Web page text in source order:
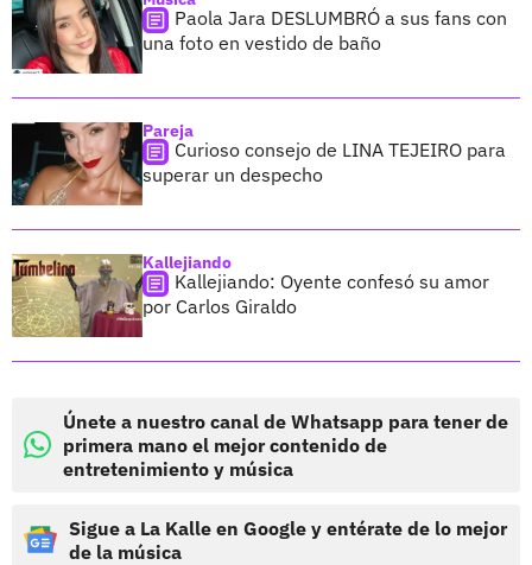
Paola Jara DESLUMBRÓ a sus fans con
una foto en vestido de baño
Pareja
Curioso consejo de LINA TEJEIRO para
superar un despecho
Kallejiando
Kallejiando: Oyente confesó su amor
por Carlos Giraldo
Únete a nuestro canal de Whatsapp para tener de
primera mano el mejor contenido de
entretenimiento y música
Sigue a La Kalle en Google y entérate de lo mejor
de la música